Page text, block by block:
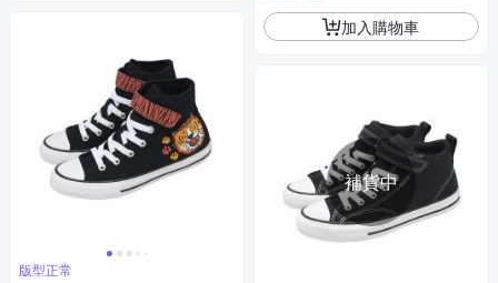
版型正常
加入購物車
補貨中